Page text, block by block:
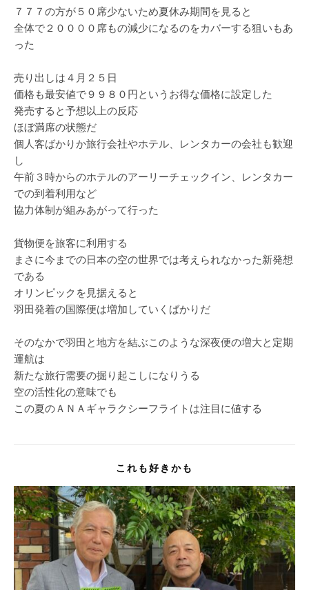
７７７の方が５０席少ないため夏休み期間を見ると
全体で２００００席もの減少になるのをカバーする狙いもあ
った
売り出しは４月２５日
価格も最安値で９９８０円というお得な価格に設定した
発売すると予想以上の反応
ほぼ満席の状態だ
個人客ばかりか旅行会社やホテル、レンタカーの会社も歓迎
し
午前３時からのホテルのアーリーチェックイン、レンタカー
での到着利用など
協力体制が組みあがって行った
貨物便を旅客に利用する
まさに今までの日本の空の世界では考えられなかった新発想
である
オリンピックを見据えると
羽田発着の国際便は増加していくばかりだ
そのなかで羽田と地方を結ぶこのような深夜便の増大と定期
運航は
新たな旅行需要の掘り起こしになりうる
空の活性化の意味でも
この夏のＡＮＡギャラクシーフライトは注目に値する
これも好きかも